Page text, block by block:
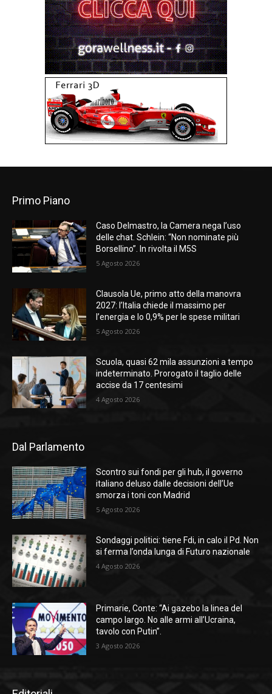
Primo Piano
Caso Delmastro, la Camera nega l’uso
delle chat. Schlein: “Non nominate più
Borsellino”. In rivolta il M5S
5 Agosto 2026
Clausola Ue, primo atto della manovra
2027: l’Italia chiede il massimo per
l’energia e lo 0,9% per le spese militari
5 Agosto 2026
Scuola, quasi 62 mila assunzioni a tempo
indeterminato. Prorogato il taglio delle
accise da 17 centesimi
4 Agosto 2026
Dal Parlamento
Scontro sui fondi per gli hub, il governo
italiano deluso dalle decisioni dell’Ue
smorza i toni con Madrid
5 Agosto 2026
Sondaggi politici: tiene Fdi, in calo il Pd. Non
si ferma l’onda lunga di Futuro nazionale
4 Agosto 2026
Primarie, Conte: “Ai gazebo la linea del
campo largo. No alle armi all’Ucraina,
tavolo con Putin”.
3 Agosto 2026